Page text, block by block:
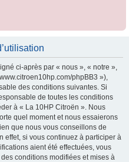
ci-après par « nous », « notre »,
phpBB3 »),
des conditions suivantes. Si
de toutes les conditions
à « La 10HP Citroën ». Nous
quel moment et nous essaierons
que nous vous conseillons de
effet, si vous continuez à participer à
aient été effectuées, vous
conditions modifiées et mises à